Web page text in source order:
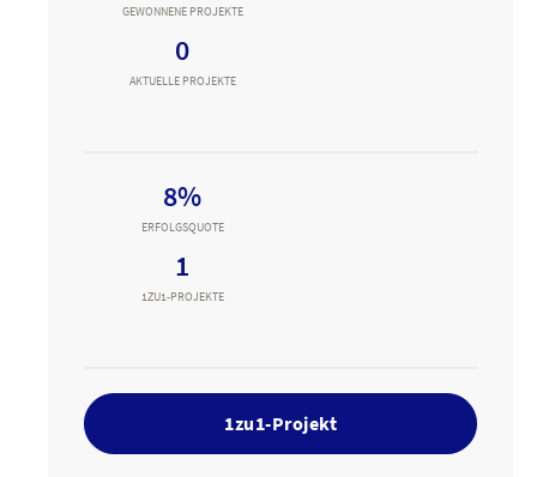
GEWONNENE PROJEKTE
0
AKTUELLE PROJEKTE
8%
ERFOLGSQUOTE
1
1ZU1-PROJEKTE
1zu1-Projekt